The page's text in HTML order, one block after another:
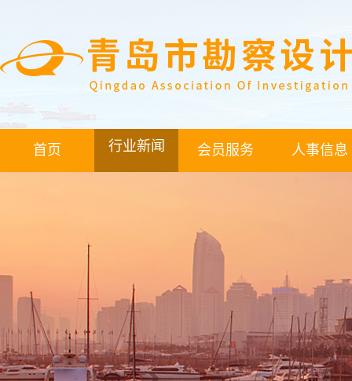
首页 行业新闻 会员服务 人事信息